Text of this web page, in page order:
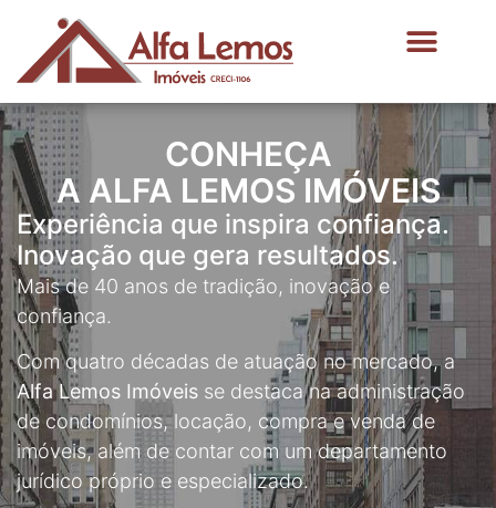
CONHEÇA
A ALFA LEMOS IMÓVEIS
Experiência que inspira confiança.
Inovação que gera resultados.
Mais de 40 anos de tradição, inovação e
confiança.
Com quatro décadas de atuação no mercado, a
Alfa Lemos Imóveis se destaca na administração
de condomínios, locação, compra e venda de
imóveis, além de contar com um departamento
jurídico próprio e especializado.